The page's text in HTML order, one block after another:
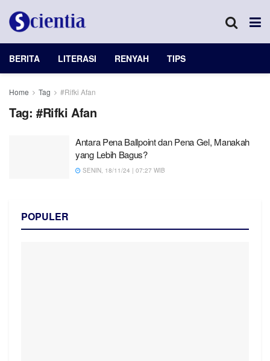
BERITA LITERASI RENYAH TIPS
Home Tag #Rifki Afan
Tag: #Rifki Afan
Antara Pena Ballpoint dan Pena Gel, Manakah
yang Lebih Bagus?
SENIN, 18/11/24 | 07:27 WIB
POPULER